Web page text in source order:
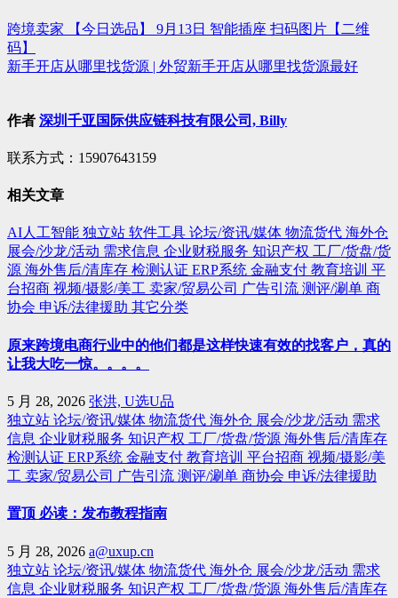
文
章
航
跨境卖家 【今日选品】 9月13日 智能插座 扫码图片【二维
码】
新手开店从哪里找货源 | 外贸新手开店从哪里找货源最好
作者 深圳千亚国际供应链科技有限公司, Billy
联系方式：15907643159
相关文章
AI人工智能 独立站 软件工具 论坛/资讯/媒体 物流货代 海外仓
展会/沙龙/活动 需求信息 企业财税服务 知识产权 工厂/货盘/货
源 海外售后/清库存 检测认证 ERP系统 金融支付 教育培训 平
台招商 视频/摄影/美工 卖家/贸易公司 广告引流 测评/涮单 商
协会 申诉/法律援助 其它分类
原来跨境电商行业中的他们都是这样快速有效的找客户，真的
让我大吃一惊。。。。
5 月 28, 2026 张洪, U选U品
独立站 论坛/资讯/媒体 物流货代 海外仓 展会/沙龙/活动 需求
信息 企业财税服务 知识产权 工厂/货盘/货源 海外售后/清库存
检测认证 ERP系统 金融支付 教育培训 平台招商 视频/摄影/美
工 卖家/贸易公司 广告引流 测评/涮单 商协会 申诉/法律援助
置顶 必读：发布教程指南
5 月 28, 2026 a@uxup.cn
独立站 论坛/资讯/媒体 物流货代 海外仓 展会/沙龙/活动 需求
信息 企业财税服务 知识产权 工厂/货盘/货源 海外售后/清库存